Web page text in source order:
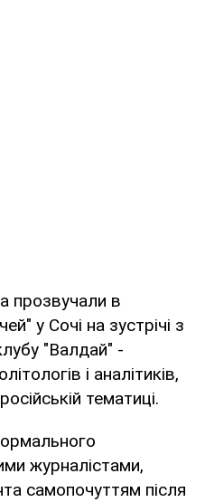
прозвучали в
у Сочі на зустрічі з
"Валдай" -
і аналітиків,
тематиці.
журналістами,
самопочуттям після